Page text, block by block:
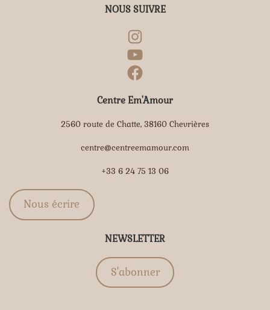
NOUS SUIVRE
Centre Em'Amour
2560 route de Chatte, 38160 Chevrières
centre@centreemamour.com
+33 6 24 75 13 06
Nous écrire
NEWSLETTER
S'abonner